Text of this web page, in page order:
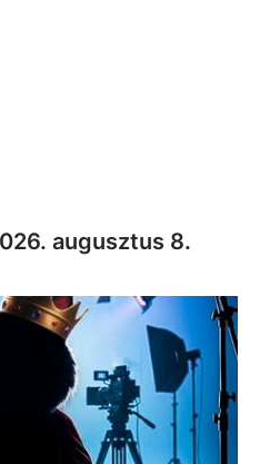
augusztus 8.